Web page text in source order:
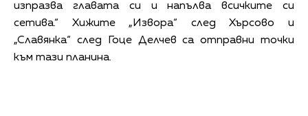
изпразва главата си и напълва всичките си
сетива.“ Хижите „Извора“ след Хърсово и
„Славянка“ след Гоце Делчев са отправни точки
към тази планина.